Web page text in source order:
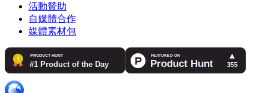
活動贊助
自媒體合作
媒體素材包